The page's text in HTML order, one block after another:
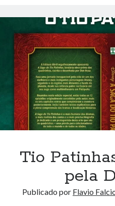
Tio
pela
Publicado por Flavio